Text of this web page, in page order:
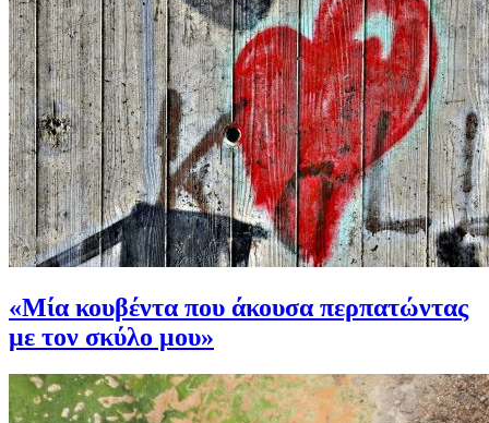
«Μία κουβέντα που άκουσα περπατώντας
με τον σκύλο μου»